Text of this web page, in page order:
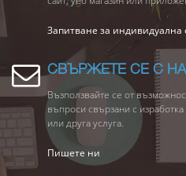
Запитване за индивидуална
СВЪРЖЕТЕ СЕ С
Възползвайте се от
въпроси свързани с
или друга услуга.
Пишете ни